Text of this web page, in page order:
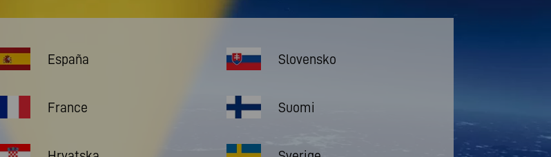
España
France
Slovensko
Suomi